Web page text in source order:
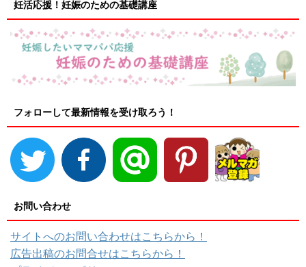
妊活応援！妊娠のための基礎講座
フォローして最新情報を受け取ろう！
お問い合わせ
サイトへのお問い合わせはこちらから！
広告出稿のお問合せはこちらから！